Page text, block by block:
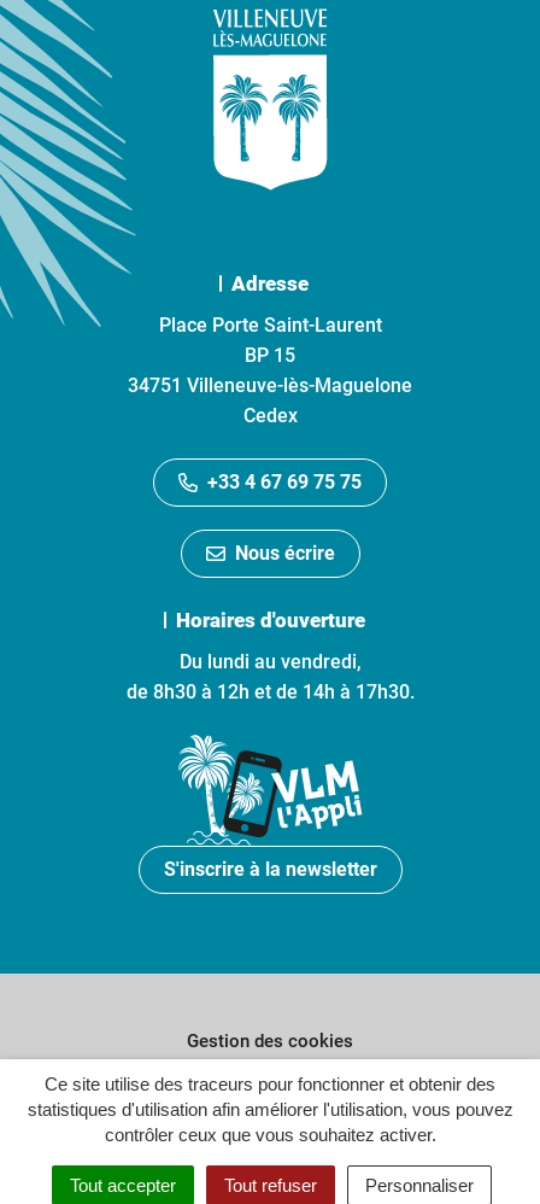
Ce site utilise des traceurs pour fonctionner et obtenir des
statistiques d'utilisation afin améliorer l'utilisation, vous pouvez
contrôler ceux que vous souhaitez activer.
Tout accepter Tout refuser Personnaliser
Adresse
Place Porte Saint-Laurent
BP 15
34751 Villeneuve-lès-Maguelone
Cedex
+33 4 67 69 75 75
Nous écrire
Horaires d'ouverture
Du lundi au vendredi,
de 8h30 à 12h et de 14h à 17h30.
S'inscrire à la newsletter
Gestion des cookies
Plan du site
Politique de confidentialité
Crédits